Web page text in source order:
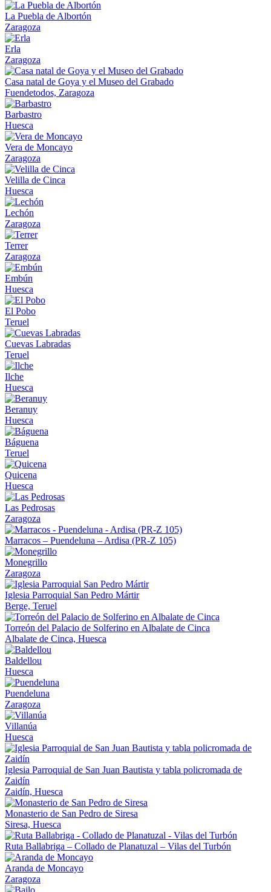
La Puebla de Albortón
Zaragoza
Erla
Zaragoza
Casa natal de Goya y el Museo del Grabado
Fuendetodos, Zaragoza
Barbastro
Huesca
Vera de Moncayo
Zaragoza
Velilla de Cinca
Huesca
Lechón
Zaragoza
Terrer
Zaragoza
Embún
Huesca
El Pobo
Teruel
Cuevas Labradas
Teruel
Ilche
Huesca
Beranuy
Huesca
Báguena
Teruel
Quicena
Huesca
Las Pedrosas
Zaragoza
Marracos – Puendeluna – Ardisa (PR-Z 105)
Monegrillo
Zaragoza
Iglesia Parroquial San Pedro Mártir
Berge, Teruel
Torreón del Palacio de Solferino en Albalate de Cinca
Albalate de Cinca, Huesca
Baldellou
Huesca
Puendeluna
Zaragoza
Villanúa
Huesca
Iglesia Parroquial de San Juan Bautista y tabla policromada de
Zaidín
Zaidín, Huesca
Monasterio de San Pedro de Siresa
Siresa, Huesca
Ruta Ballabriga – Collado de Planatuzal – Vilas del Turbón
Aranda de Moncayo
Zaragoza